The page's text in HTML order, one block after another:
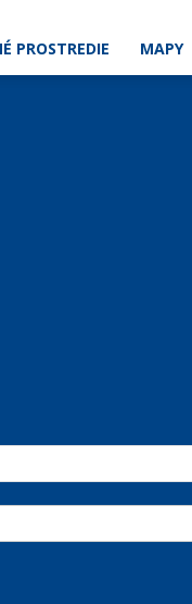
PROSTREDIE MAPY